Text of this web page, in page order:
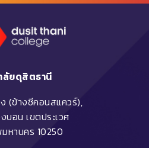
ลัยดุสิตธานี
(ข้างซีคอนสแควร์),
บอน เขตประเวศ
หานคร 10250